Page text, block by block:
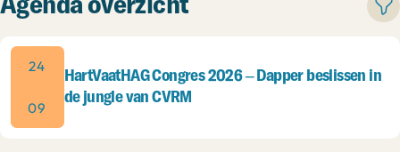
Agenda overzicht
HartVaatHAG Congres 2026 – Dapper beslissen in
de jungle van CVRM
24
09